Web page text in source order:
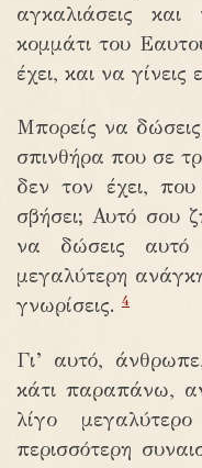
αγκαλιάσεις
κομμάτι του
έχει, και να
Μπορείς να
σπινθήρα που σε
δεν τον έχει,
σβήσει; Αυτό σου
να δώσεις αυτό
μεγαλύτερη
γνωρίσεις. 4
Γι’ αυτό,
κάτι παραπάνω,
λίγο
περισσότερη